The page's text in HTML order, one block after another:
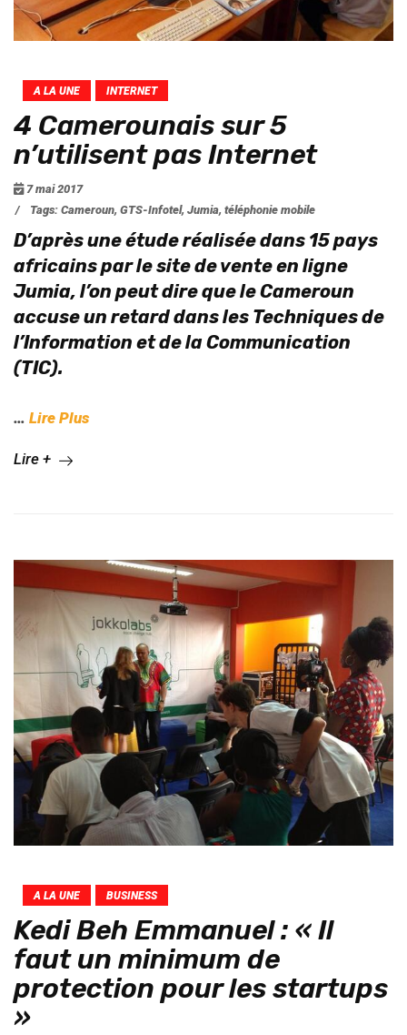
A LA UNE INTERNET
4 Camerounais sur 5
n’utilisent pas Internet
7 mai 2017
/
Tags: Cameroun, GTS-Infotel, Jumia, téléphonie mobile
D’après une étude réalisée dans 15 pays
africains par le site de vente en ligne
Jumia, l’on peut dire que le Cameroun
accuse un retard dans les Techniques de
l’Information et de la Communication
(TIC).
… Lire Plus
Lire +
A LA UNE BUSINESS
Kedi Beh Emmanuel : « Il
faut un minimum de
protection pour les startups
»